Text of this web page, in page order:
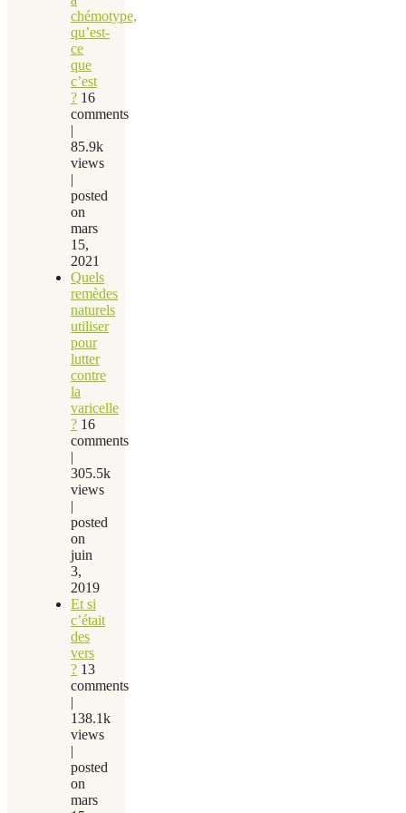
chémotype,
qu’est-
ce
que
c’est
? 16
comments
|
85.9k
views
|
posted
on
mars
15,
2021
Quels
remèdes
naturels
utiliser
pour
lutter
contre
la
varicelle
? 16
comments
|
305.5k
views
|
posted
on
juin
3,
2019
Et si
c’était
des
vers
? 13
comments
|
138.1k
views
|
posted
on
mars